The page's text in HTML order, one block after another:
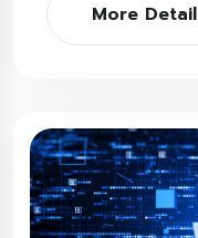
More Detail